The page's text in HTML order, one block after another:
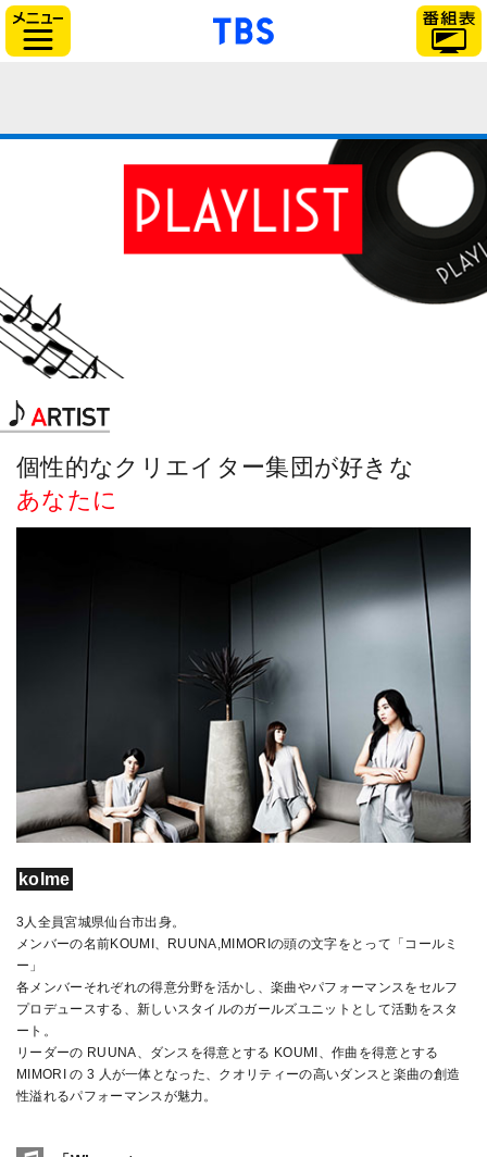
「TBSテレビ」トップ
個性的なクリエイター集団が好きな
あなたに
kolme
3人全員宮城県仙台市出身。
メンバーの名前KOUMI、RUUNA,MIMORIの頭の文字をとって「コールミ
ー」
各メンバーそれぞれの得意分野を活かし、楽曲やパフォーマンスをセルフ
プロデュースする、新しいスタイルのガールズユニットとして活動をスタ
ート。
リーダーの RUUNA、ダンスを得意とする KOUMI、作曲を得意とする
MIMORI の 3 人が一体となった、クオリティーの高いダンスと楽曲の創造
性溢れるパフォーマンスが魅力。